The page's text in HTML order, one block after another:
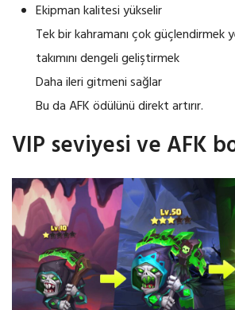
Ekipman kalitesi yükselir
Tek bir kahramanı çok güçlendirmek
takımını dengeli geliştirmek
Daha ileri gitmeni sağlar
Bu da AFK ödülünü direkt artırır.
VIP seviyesi ve AFK